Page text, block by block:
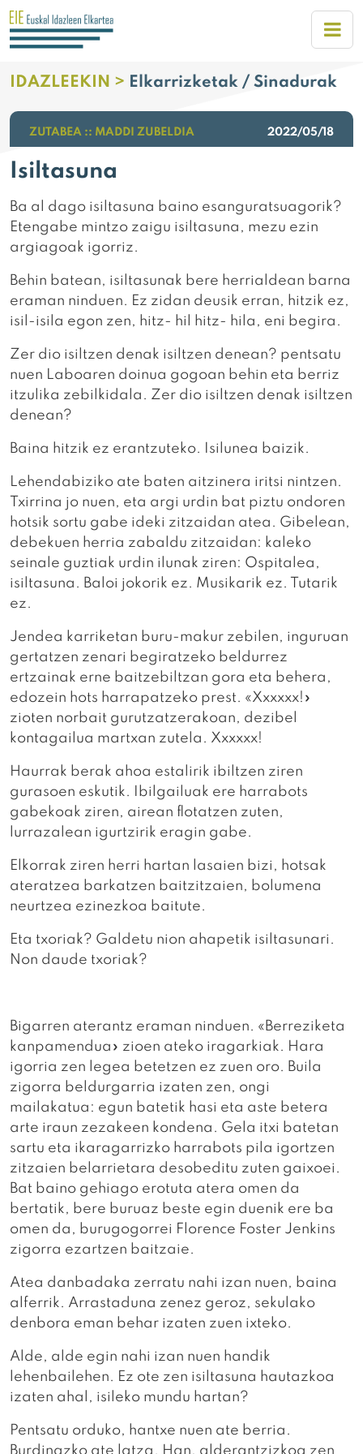
IDAZLEEKIN > Elkarrizketak / Sinadurak
ZUTABEA :: MADDI ZUBELDIA 2022/05/18
Isiltasuna
Ba al dago isiltasuna baino esanguratsuagorik?
Etengabe mintzo zaigu isiltasuna, mezu ezin
argiagoak igorriz.
Behin batean, isiltasunak bere herrialdean barna
eraman ninduen. Ez zidan deusik erran, hitzik ez,
isil-isila egon zen, hitz- hil hitz- hila, eni begira.
Zer dio isiltzen denak isiltzen denean? pentsatu
nuen Laboaren doinua gogoan behin eta berriz
itzulika zebilkidala. Zer dio isiltzen denak isiltzen
denean?
Baina hitzik ez erantzuteko. Isilunea baizik.
Lehendabiziko ate baten aitzinera iritsi nintzen.
Txirrina jo nuen, eta argi urdin bat piztu ondoren
hotsik sortu gabe ideki zitzaidan atea. Gibelean,
debekuen herria zabaldu zitzaidan: kaleko
seinale guztiak urdin ilunak ziren: Ospitalea,
isiltasuna. Baloi jokorik ez. Musikarik ez. Tutarik
ez.
Jendea karriketan buru-makur zebilen, inguruan
gertatzen zenari begiratzeko beldurrez
ertzainak erne baitzebiltzan gora eta behera,
edozein hots harrapatzeko prest. «Xxxxxx!»
zioten norbait gurutzatzerakoan, dezibel
kontagailua martxan zutela. Xxxxxx!
Haurrak berak ahoa estalirik ibiltzen ziren
gurasoen eskutik. Ibilgailuak ere harrabots
gabekoak ziren, airean flotatzen zuten,
lurrazalean igurtzirik eragin gabe.
Elkorrak ziren herri hartan lasaien bizi, hotsak
ateratzea barkatzen baitzitzaien, bolumena
neurtzea ezinezkoa baitute.
Eta txoriak? Galdetu nion ahapetik isiltasunari.
Non daude txoriak?
Bigarren aterantz eraman ninduen. «Berreziketa
kanpamendua» zioen ateko iragarkiak. Hara
igorria zen legea betetzen ez zuen oro. Buila
zigorra beldurgarria izaten zen, ongi
mailakatua: egun batetik hasi eta aste betera
arte iraun zezakeen kondena. Gela itxi batetan
sartu eta ikaragarrizko harrabots pila igortzen
zitzaien belarrietara desobeditu zuten gaixoei.
Bat baino gehiago erotuta atera omen da
bertatik, bere buruaz beste egin duenik ere ba
omen da, burugogorrei Florence Foster Jenkins
zigorra ezartzen baitzaie.
Atea danbadaka zerratu nahi izan nuen, baina
alferrik. Arrastaduna zenez geroz, sekulako
denbora eman behar izaten zuen ixteko.
Alde, alde egin nahi izan nuen handik
lehenbailehen. Ez ote zen isiltasuna hautazkoa
izaten ahal, isileko mundu hartan?
Pentsatu orduko, hantxe nuen ate berria.
Burdinazko ate latza. Han, alderantzizkoa zen